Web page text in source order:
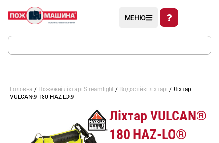
МЕНЮ
Головна / Пожежні ліхтарі Streamlight / Водостійкі ліхтарі / Ліхтар
VULCAN® 180 HAZ-LO®
Ліхтар VULCAN®
180 HAZ-LO®